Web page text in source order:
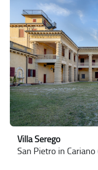
Villa Serego
San Pietro in